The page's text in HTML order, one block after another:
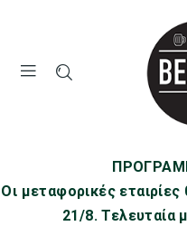
Οι μεταφορικές
21/8. Τελευταία